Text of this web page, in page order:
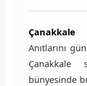
Çanakkale
Anıtlarını
Çanakkale
bünyesinde